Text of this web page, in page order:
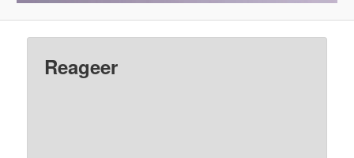
Reageer